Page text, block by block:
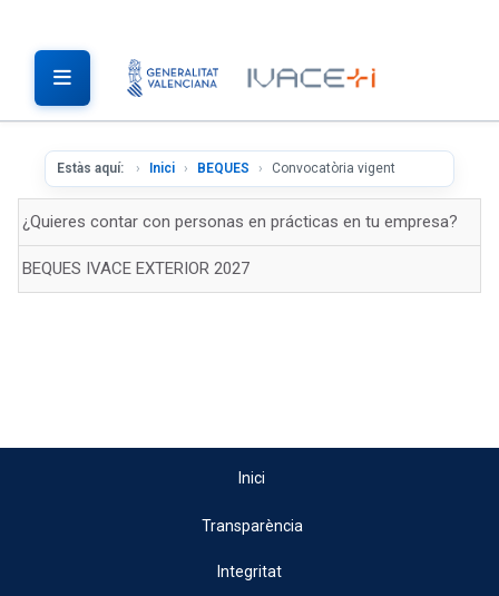
Estàs aquí: Inici BEQUES Convocatòria vigent
¿Quieres contar con personas en prácticas en tu empresa?
BEQUES IVACE EXTERIOR 2027
Inici
Transparència
Integritat